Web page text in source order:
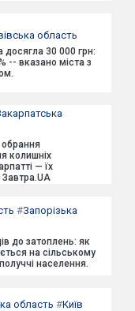
область
досягла 30 000 грн:
-- вказано міста з
обрання
колишніх
— їх
Завтра.UA
#Запорізька
до затоплень: як
на сільському
населення.
область #Київ